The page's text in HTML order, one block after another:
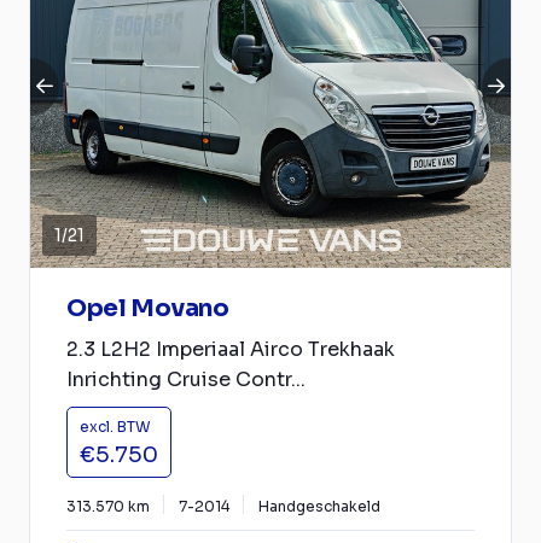
1/21
Opel Movano
2.3 L2H2 Imperiaal Airco Trekhaak
Inrichting Cruise Contr...
excl. BTW
€5.750
313.570 km 7-2014 Handgeschakeld